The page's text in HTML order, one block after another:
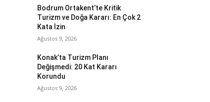
Bodrum Ortakent’te Kritik
Turizm ve Doğa Kararı: En Çok 2
Kata İzin
Ağustos 9, 2026
Konak’ta Turizm Planı
Değişmedi: 20 Kat Kararı
Korundu
Ağustos 9, 2026